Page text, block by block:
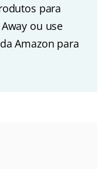
para
ou use
Amazon para